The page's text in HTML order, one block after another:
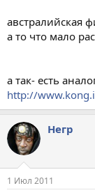
австралийская
а то что мало
а так- есть
http://
Негр
1 Июл 2011